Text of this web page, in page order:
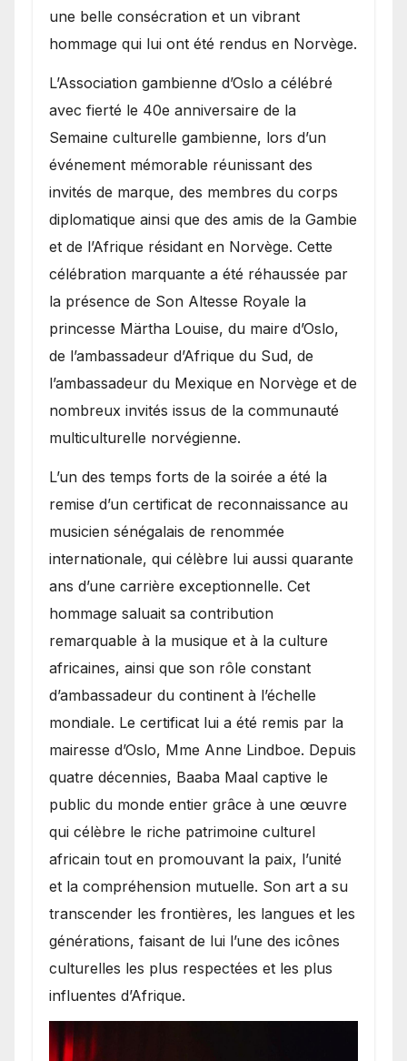
une belle consécration et un vibrant
hommage qui lui ont été rendus en Norvège.
​L’Association gambienne d’Oslo a célébré
avec fierté le 40e anniversaire de la
Semaine culturelle gambienne, lors d’un
événement mémorable réunissant des
invités de marque, des membres du corps
diplomatique ainsi que des amis de la Gambie
et de l’Afrique résidant en Norvège. Cette
célébration marquante a été réhaussée par
la présence de Son Altesse Royale la
princesse Märtha Louise, du maire d’Oslo,
de l’ambassadeur d’Afrique du Sud, de
l’ambassadeur du Mexique en Norvège et de
nombreux invités issus de la communauté
multiculturelle norvégienne.
​L’un des temps forts de la soirée a été la
remise d’un certificat de reconnaissance au
musicien sénégalais de renommée
internationale, qui célèbre lui aussi quarante
ans d’une carrière exceptionnelle. Cet
hommage saluait sa contribution
remarquable à la musique et à la culture
africaines, ainsi que son rôle constant
d’ambassadeur du continent à l’échelle
mondiale. Le certificat lui a été remis par la
mairesse d’Oslo, Mme Anne Lindboe. Depuis
quatre décennies, Baaba Maal captive le
public du monde entier grâce à une œuvre
qui célèbre le riche patrimoine culturel
africain tout en promouvant la paix, l’unité
et la compréhension mutuelle. Son art a su
transcender les frontières, les langues et les
générations, faisant de lui l’une des icônes
culturelles les plus respectées et les plus
influentes d’Afrique.